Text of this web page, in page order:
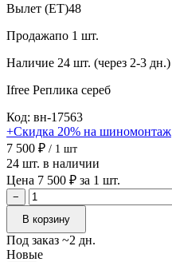
Вылет (ET)48
Продажапо 1 шт.
Наличие 24 шт. (через 2-3 дн.)
Ifree Реплика сереб
Код: вн-17563
+Скидка 20% на шиномонтаж
7 500 ₽ / 1 шт
24 шт. в наличии
Цена 7 500 ₽ за 1 шт.
−
В корзину
Под заказ ~2 дн.
Новые